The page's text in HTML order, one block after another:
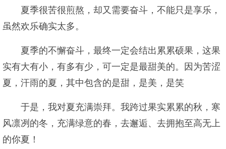
夏季很苦很煎熬，却又需要奋斗，不能只是享乐，
虽然欢乐确实太多。
夏季的不懈奋斗，最终一定会结出累累硕果，这果
实有大有小，有多有少，可一定是最甜美的。因为苦涩
夏，汗雨的夏，其中包含的是甜，是美，是笑
于是，我对夏充满崇拜。我跨过果实累累的秋，寒
风凛冽的冬，充满绿意的春，去邂逅、去拥抱至高无上
的你夏！